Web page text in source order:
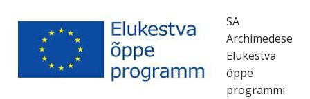
SA
Archimedese
Elukestva
õppe
programmi